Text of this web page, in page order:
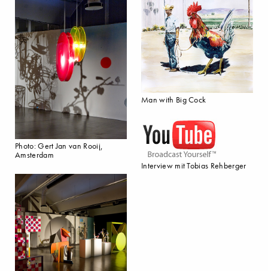
Photo: Gert Jan van Rooij,
Amsterdam
Man with Big Cock
Interview mit Tobias Rehberger